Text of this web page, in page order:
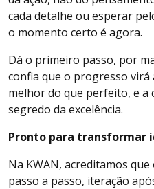
cada detalhe ou esperar
o momento certo é agora.
Dá o primeiro passo, por
confia que o progresso
melhor do que perfeito, e a
segredo da excelência.
Pronto para transformar
Na KWAN, acreditamos
passo a passo, iteração